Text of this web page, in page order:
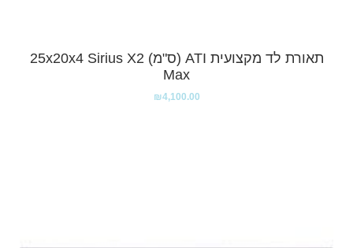
תאורת לד מקצועית ATI (ס"מ) 25x20x4 Sirius X2
Max
₪4,100.00